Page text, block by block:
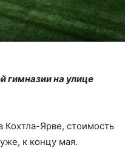
гимназии на улице
Ярве, стоимость
к концу мая.